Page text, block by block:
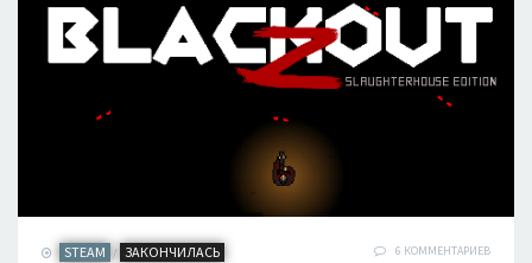
STEAM / ЗАКОНЧИЛАСЬ 6 КОММЕНТАРИЕВ